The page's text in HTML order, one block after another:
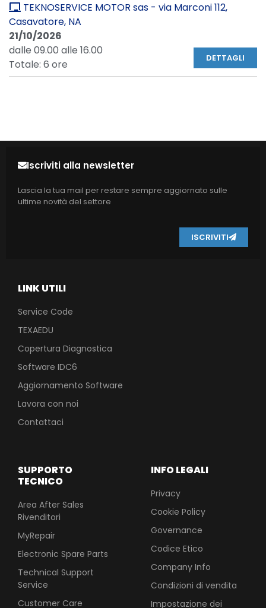
TEKNOSERVICE MOTOR sas - via Marconi 112,
Casavatore, NA
21/10/2026
dalle 09.00 alle 16.00
Totale: 6 ore
DETTAGLI
INFO LEGALI
Privacy
Cookie Policy
Governance
Codice Etico
Company Info
Condizioni di vendita
Impostazione dei
SUPPORTO
TECNICO
Area After Sales
Rivenditori
MyRepair
Electronic Spare Parts
Technical Support
Service
Customer Care
LINK UTILI
Service Code
TEXAEDU
Copertura Diagnostica
Software IDC6
Aggiornamento Software
Lavora con noi
Contattaci
Iscriviti alla newsletter
Lascia la tua mail per restare sempre aggiornato sulle
ultime novità del settore
ISCRIVITI